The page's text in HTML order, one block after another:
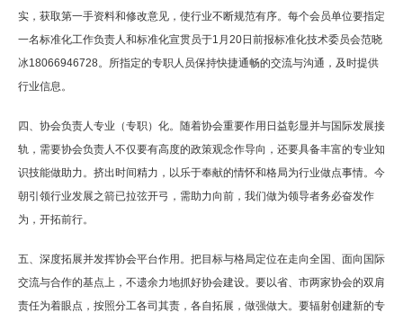
实，获取第一手资料和修改意见，使行业不断规范有序。每个会员单位要指定
一名标准化工作负责人和标准化宣贯员于1月20日前报标准化技术委员会范晓
冰18066946728。所指定的专职人员保持快捷通畅的交流与沟通，及时提供
行业信息。
四、协会负责人专业（专职）化。随着协会重要作用日益彰显并与国际发展接
轨，需要协会负责人不仅要有高度的政策观念作导向，还要具备丰富的专业知
识技能做助力。挤出时间精力，以乐于奉献的情怀和格局为行业做点事情。今
朝引领行业发展之箭已拉弦开弓，需助力向前，我们做为领导者务必奋发作
为，开拓前行。
五、深度拓展并发挥协会平台作用。把目标与格局定位在走向全国、面向国际
交流与合作的基点上，不遗余力地抓好协会建设。要以省、市两家协会的双肩
责任为着眼点，按照分工各司其责，各自拓展，做强做大。要辐射创建新的专